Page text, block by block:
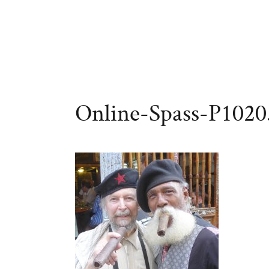
Online-Spass-